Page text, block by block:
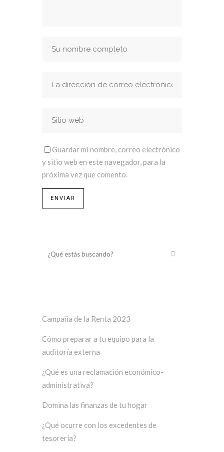
Guardar mi nombre, correo electrónico
y sitio web en este navegador, para la
próxima vez que comento.
Campaña de la Renta 2023
Cómo preparar a tu equipo para la
auditoría externa
¿Qué es una reclamación económico-
administrativa?
Domina las finanzas de tu hogar
¿Qué ocurre con los excedentes de
tesorería?